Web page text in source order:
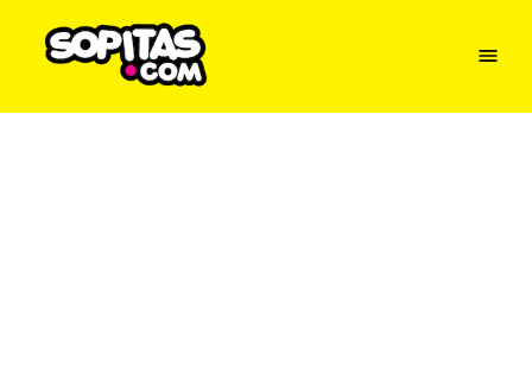
Menu